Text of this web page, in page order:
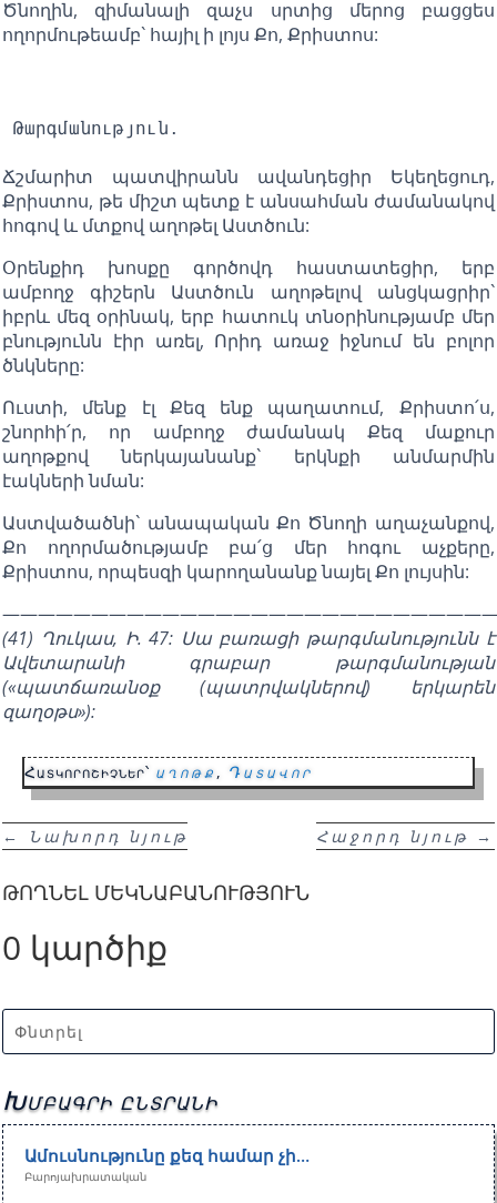
Ծնողին, զիմանալի զաչս սրտից մերոց բացցես
ողորմութեամբ` հայիլ ի լոյս Քո, Քրիստոս:
Թարգմանություն.
Ճշմարիտ պատվիրանն ավանդեցիր Եկեղեցուդ,
Քրիստոս, թե միշտ պետք է անսահման ժամանակով
հոգով և մտքով աղոթել Աստծուն:
Օրենքիդ խոսքը գործովդ հաստատեցիր, երբ
ամբողջ գիշերն Աստծուն աղոթելով անցկացրիր`
իբրև մեզ օրինակ, երբ հատուկ տնօրինությամբ մեր
բնությունն էիր առել, Որիդ առաջ իջնում են բոլոր
ծնկները:
Ուստի, մենք էլ Քեզ ենք պաղատում, Քրիստո՛ս,
շնորհի՛ր, որ ամբողջ ժամանակ Քեզ մաքուր
աղոթքով ներկայանանք` երկնքի անմարմին
էակների նման:
Աստվածածնի` անապական Քո Ծնողի աղաչանքով,
Քո ողորմածությամբ բա՛ց մեր հոգու աչքերը,
Քրիստոս, որպեսզի կարողանանք նայել Քո լույսին:
(41) Ղուկաս, Ի. 47: Սա բառացի թարգմանությունն է
Ավետարանի գրաբար թարգմանության
(«պատճառանօք (պատրվակներով) երկարեն
զաղօթս»):
Հատկորոշիչներ՝ աղոթք, Դատավոր
← Նախորդ նյութ Հաջորդ նյութ →
ԹՈՂՆԵԼ ՄԵԿՆԱԲԱՆՈՒԹՅՈՒՆ
0 կարծիք
Խմբագրի ընտրանի
Ամուսնությունը քեզ համար չի…
Բարոյախրատական